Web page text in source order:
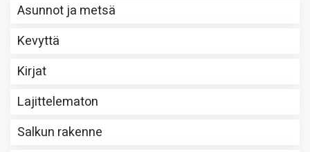
Asunnot ja metsä
Kevyttä
Kirjat
Lajittelematon
Salkun rakenne